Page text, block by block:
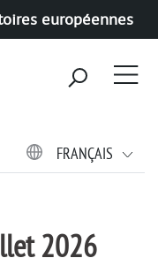
européennes
FRANÇAIS
2026